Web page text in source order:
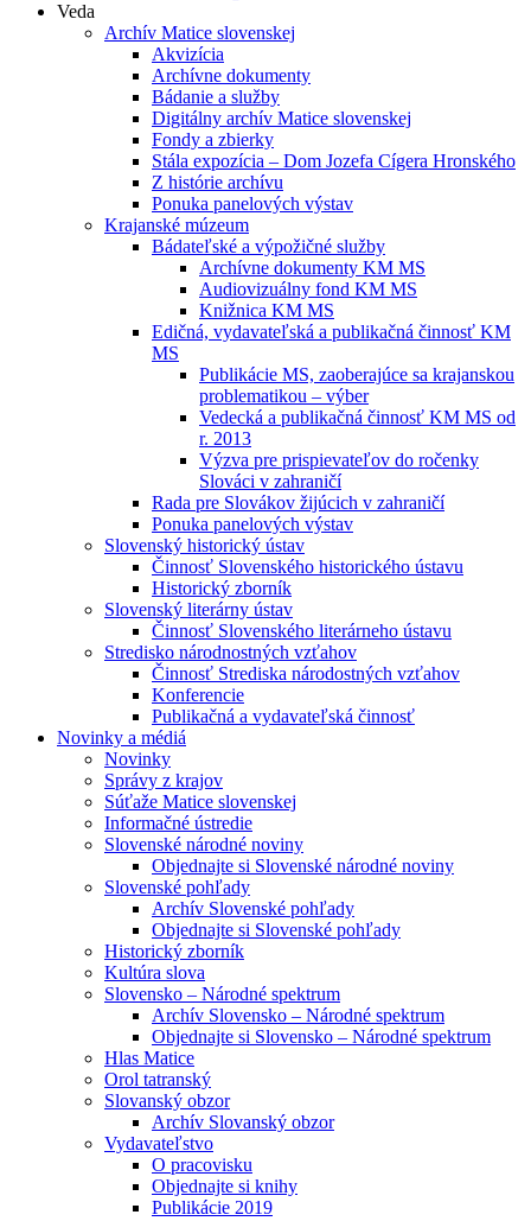
Veda
Archív Matice slovenskej
Akvizícia
Archívne dokumenty
Bádanie a služby
Digitálny archív Matice slovenskej
Fondy a zbierky
Stála expozícia – Dom Jozefa Cígera Hronského
Z histórie archívu
Ponuka panelových výstav
Krajanské múzeum
Bádateľské a výpožičné služby
Archívne dokumenty KM MS
Audiovizuálny fond KM MS
Knižnica KM MS
Edičná, vydavateľská a publikačná činnosť KM
MS
Publikácie MS, zaoberajúce sa krajanskou
problematikou – výber
Vedecká a publikačná činnosť KM MS od
r. 2013
Výzva pre prispievateľov do ročenky
Slováci v zahraničí
Rada pre Slovákov žijúcich v zahraničí
Ponuka panelových výstav
Slovenský historický ústav
Činnosť Slovenského historického ústavu
Historický zborník
Slovenský literárny ústav
Činnosť Slovenského literárneho ústavu
Stredisko národnostných vzťahov
Činnosť Strediska národostných vzťahov
Konferencie
Publikačná a vydavateľská činnosť
Novinky a médiá
Novinky
Správy z krajov
Súťaže Matice slovenskej
Informačné ústredie
Slovenské národné noviny
Objednajte si Slovenské národné noviny
Slovenské pohľady
Archív Slovenské pohľady
Objednajte si Slovenské pohľady
Historický zborník
Kultúra slova
Slovensko – Národné spektrum
Archív Slovensko – Národné spektrum
Objednajte si Slovensko – Národné spektrum
Hlas Matice
Orol tatranský
Slovanský obzor
Archív Slovanský obzor
Vydavateľstvo
O pracovisku
Objednajte si knihy
Publikácie 2019